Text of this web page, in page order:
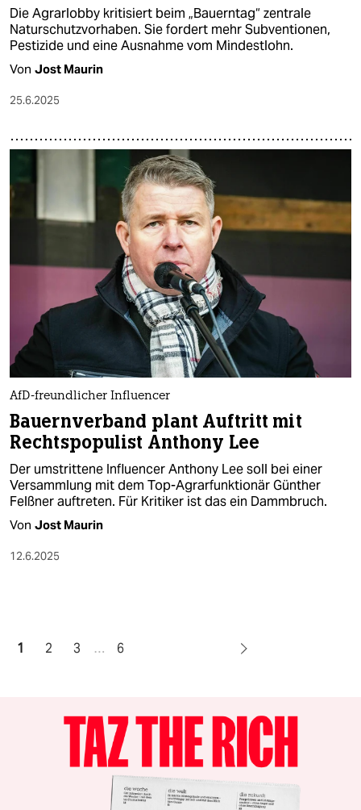
Die Agrarlobby kritisiert beim „Bauerntag“ zentrale
Naturschutzvorhaben. Sie fordert mehr Subventionen,
Pestizide und eine Ausnahme vom Mindestlohn.
Von Jost Maurin
25.6.2025
AfD-freundlicher Influencer
Bauernverband plant Auftritt mit
Rechtspopulist Anthony Lee
Der umstrittene Influencer Anthony Lee soll bei einer
Versammlung mit dem Top-Agrarfunktionär Günther
Felßner auftreten. Für Kritiker ist das ein Dammbruch.
Von Jost Maurin
12.6.2025
1 2 3 … 6